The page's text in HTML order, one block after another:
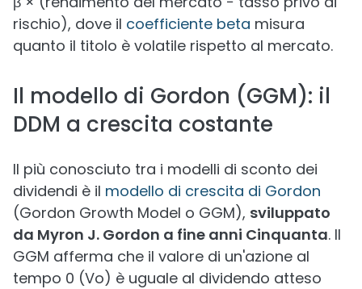
rischio), dove il coefficiente beta misura
quanto il titolo è volatile rispetto al mercato.
Il modello di Gordon (GGM): il
DDM a crescita costante
Il più conosciuto tra i modelli di sconto dei
dividendi è il modello di crescita di Gordon
(Gordon Growth Model o GGM), sviluppato
da Myron J. Gordon a fine anni Cinquanta. Il
GGM afferma che il valore di un'azione al
tempo 0 (Vo) è uguale al dividendo atteso